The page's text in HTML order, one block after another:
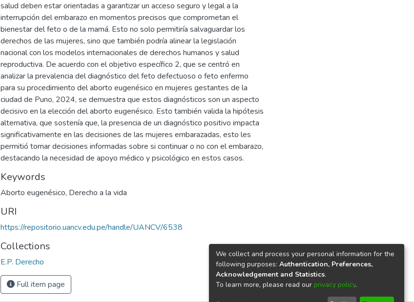
salud deben estar orientadas a garantizar un acceso seguro y legal a la
interrupción del embarazo en momentos precisos que comprometan el
bienestar del feto o de la mamá. Esto no solo permitiría salvaguardar los
derechos de las mujeres, sino que también podría alinear la legislación
nacional con los modelos internacionales de derechos humanos y salud
reproductiva. De acuerdo con el objetivo específico 2, que se centró en
analizar la prevalencia del diagnóstico del feto defectuoso o feto enfermo
para su procedimiento del aborto eugenésico en mujeres gestantes de la
ciudad de Puno, 2024, se demuestra que estos diagnósticos son un aspecto
decisivo en la elección del aborto eugenésico. Esto también valida la hipótesis
alternativa, que sostenía que, la presencia de un diagnóstico positivo impacta
significativamente en las decisiones de las mujeres embarazadas, esto les
permitió tomar decisiones informadas sobre si continuar o no con el embarazo,
destacando la necesidad de apoyo médico y psicológico en estos casos.
Keywords
Aborto eugenésico, Derecho a la vida
URI
https://repositorio.uancv.edu.pe/handle/UANCV/6538
Collections
E.P. Derecho
Full item page
We collect and process your personal information for the
following purposes: Authentication, Preferences,
Acknowledgement and Statistics.
To learn more, please read our privacy policy.